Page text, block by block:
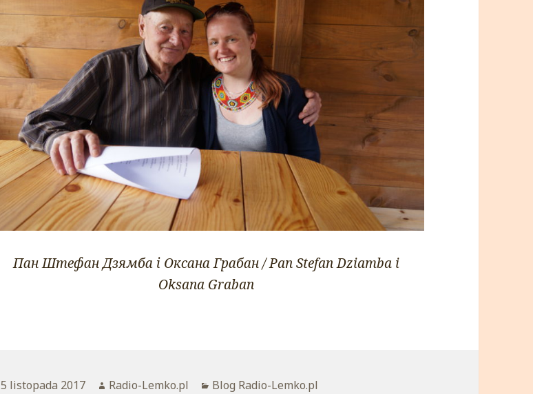
Пан Штефан Дзямба і Оксана Грабан / Pan Stefan Dziamba i
Oksana Graban
Opublikowano
5 listopada 2017 Autor
Radio-Lemko.pl Kategorie
Blog Radio-Lemko.pl